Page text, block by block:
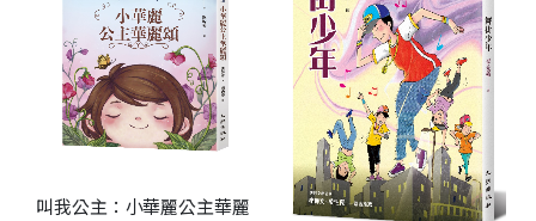
叫我公主：小華麗公主華麗